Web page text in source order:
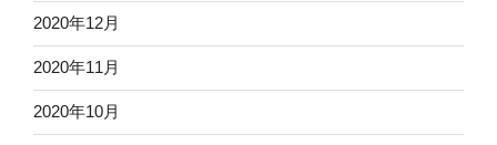
2020年12月
2020年11月
2020年10月